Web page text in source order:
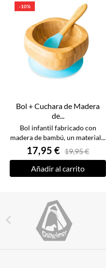
-10%
Bol + Cuchara de Madera
de...
Bol infantil fabricado con
madera de bambú, un material...
17,95 € 19,95 €
Añadir al carrito
